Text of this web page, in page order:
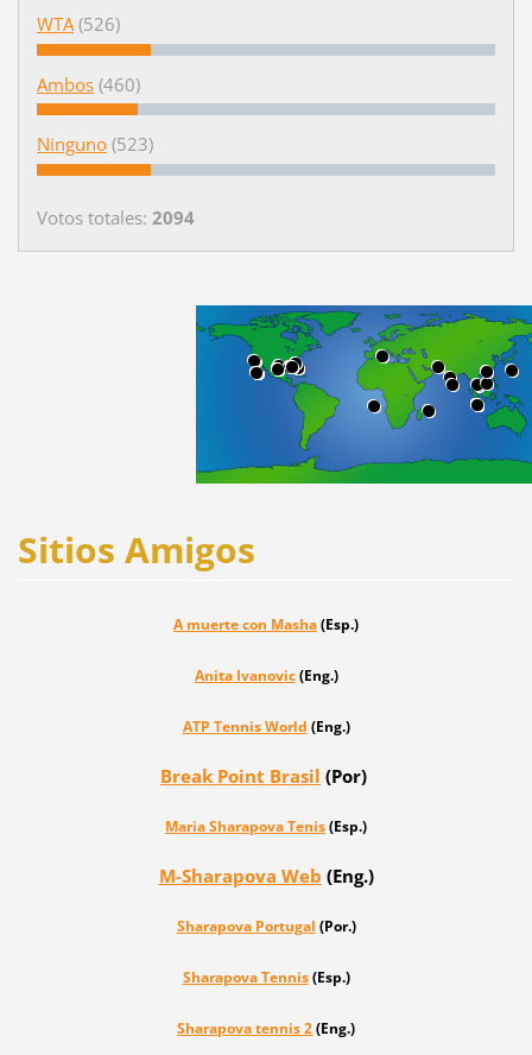
WTA (526)
Ambos (460)
Ninguno (523)
Votos totales: 2094
Sitios Amigos
A muerte con Masha(Esp.)
Anita Ivanovic(Eng.)
ATP Tennis World (Eng.)
Break Point Brasil (Por)
Maria SharapovaTenis(Esp.)
M-Sharapova Web (Eng.)
Sharapova Portugal (Por.)
Sharapova Tennis(Esp.)
Sharapova tennis 2(Eng.)